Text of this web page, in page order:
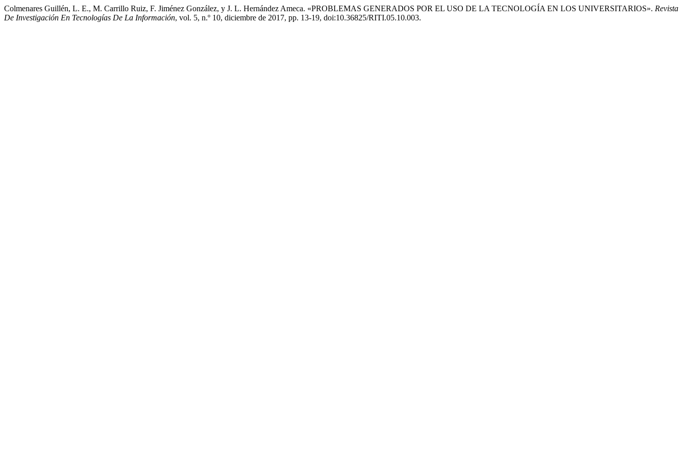
Colmenares Guillén, L. E., M. Carrillo Ruiz, F. Jiménez González, y J. L. Hernández Ameca. «PROBLEMAS GENERADOS POR EL USO DE LA TECNOLOGÍA EN LOS UNIVERSITARIOS». Revista
De Investigación En Tecnologías De La Información, vol. 5, n.º 10, diciembre de 2017, pp. 13-19, doi:10.36825/RITI.05.10.003.